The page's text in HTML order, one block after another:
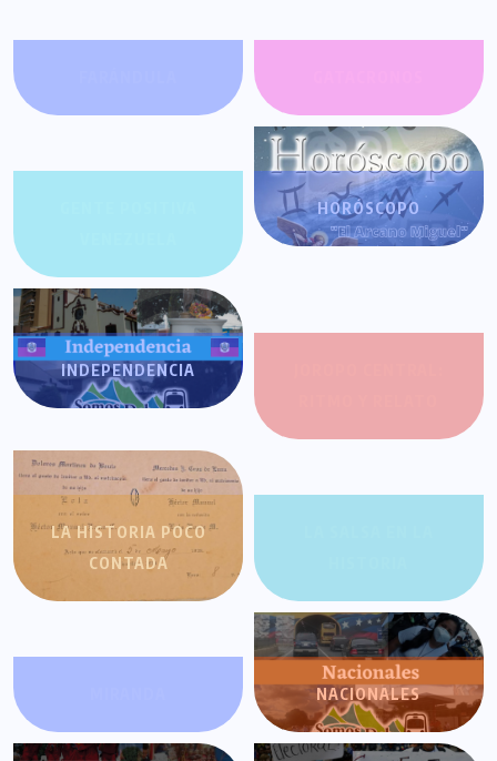
HORÓSCOPO
INDEPENDENCIA
LA HISTORIA POCO
CONTADA
NACIONALES